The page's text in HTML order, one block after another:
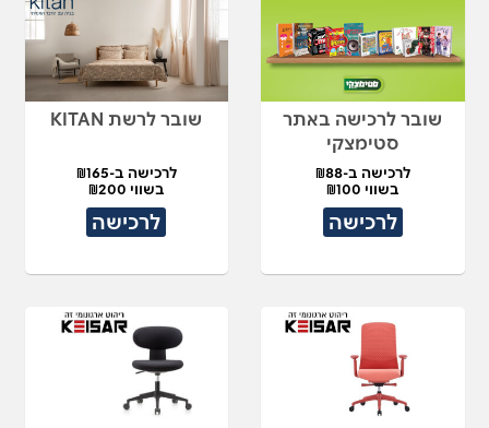
שובר לרכישה באתר
סטימצקי
לרכישה ב-₪88
בשווי ₪100
לרכישה
שובר לרשת KITAN
לרכישה ב-₪165
בשווי ₪200
לרכישה